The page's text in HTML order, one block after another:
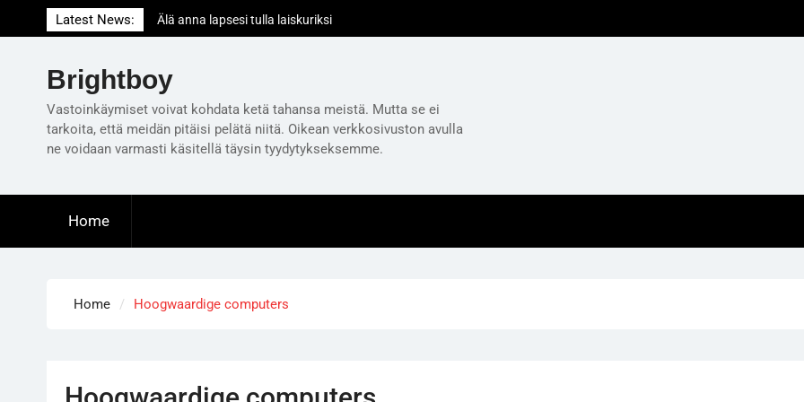
to
Latest News:
Älä anna lapsesi tulla laiskuriksi
Milloin on oikea aika ensimmäiselle
Is television taking over your life? Get it out
of your bedroom!
Brightboy
Vastoinkäymiset voivat kohdata ketä tahansa meistä. Mutta se ei
tarkoita, että meidän pitäisi pelätä niitä. Oikean verkkosivuston avulla
ne voidaan varmasti käsitellä täysin tyydytykseksemme.
Home
Home Hoogwaardige computers